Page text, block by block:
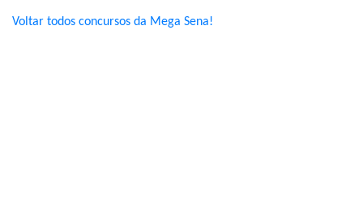
Voltar todos concursos da Mega Sena!